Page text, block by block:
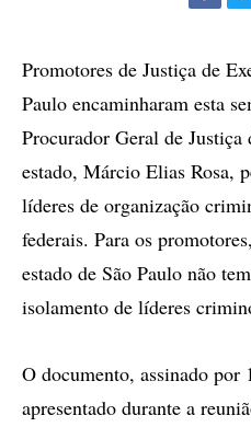
Promotores de Justiça de
Paulo encaminharam esta
Procurador Geral de
estado, Márcio Elias Rosa,
líderes de organização
federais. Para os
estado de São Paulo não
isolamento de líderes
O documento, assinado por
apresentado durante a